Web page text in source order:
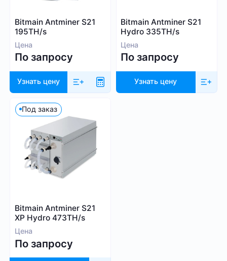
Bitmain Antminer S21
195TH/s
Цена
По запросу
Узнать цену
Bitmain Antminer S21
Hydro 335TH/s
Цена
По запросу
Узнать цену
Под заказ
Bitmain Antminer S21
XP Hydro 473TH/s
Цена
По запросу